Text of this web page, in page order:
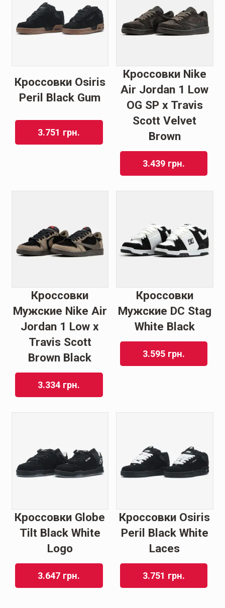
Кроссовки Osiris
Peril Black Gum
3.751 грн.
Кроссовки Nike
Air Jordan 1 Low
OG SP x Travis
Scott Velvet
Brown
3.439 грн.
Кроссовки
Мужские Nike Air
Jordan 1 Low x
Travis Scott
Brown Black
3.334 грн.
Кроссовки
Мужские DC Stag
White Black
3.595 грн.
Кроссовки Globe
Tilt Black White
Logo
3.647 грн.
Кроссовки Osiris
Peril Black White
Laces
3.751 грн.